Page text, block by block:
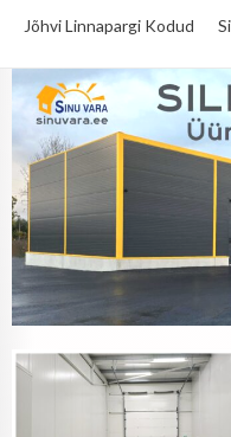
Jõhvi Linnapargi Kodud
Home Silla Äripark